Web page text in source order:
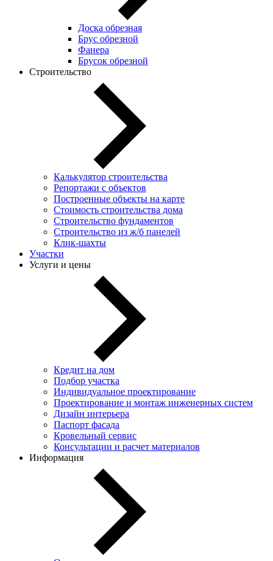
Доска обрезная
Брус обрезной
Фанера
Брусок обрезной
Строительство
Калькулятор строительства
Репортажи с объектов
Построенные объекты на карте
Стоимость строительства дома
Строительство фундаментов
Строительство из ж/б панелей
Клик-шахты
Участки
Услуги и цены
Кредит на дом
Подбор участка
Индивидуальное проектирование
Проектирование и монтаж инженерных систем
Дизайн интерьера
Паспорт фасада
Кровельный сервис
Консультации и расчет материалов
Информация